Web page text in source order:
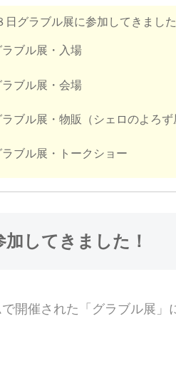
日グラブル展に参加してきました
ラブル展・入場
ラブル展・会場
ラブル展・物販（シェロのよろず
ラブル展・トークショー
してきました！
開催された「グラブル展